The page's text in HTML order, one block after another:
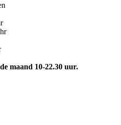
maand 10-22.30 uur.